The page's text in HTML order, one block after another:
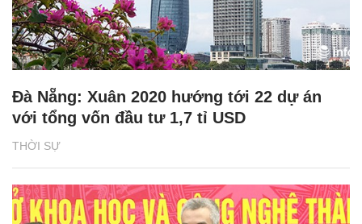
THỜI SỰ
Đà Nẵng: Xuân 2020 hướng tới 22 dự án
với tổng vốn đầu tư 1,7 tỉ USD